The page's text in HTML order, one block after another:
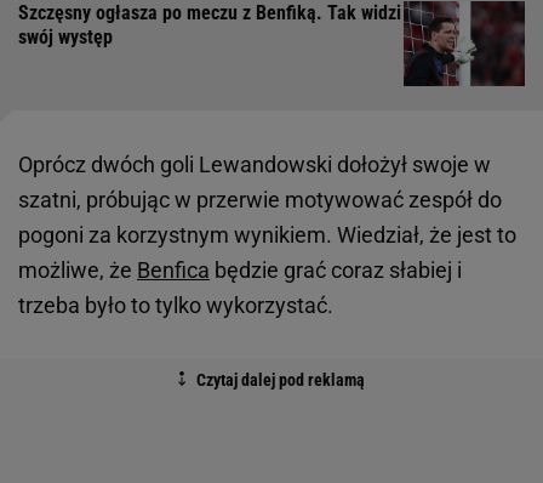
Szczęsny ogłasza po meczu z Benfiką. Tak widzi
swój występ
Oprócz dwóch goli Lewandowski dołożył swoje w
szatni, próbując w przerwie motywować zespół do
pogoni za korzystnym wynikiem. Wiedział, że jest to
możliwe, że Benfica będzie grać coraz słabiej i
trzeba było to tylko wykorzystać.